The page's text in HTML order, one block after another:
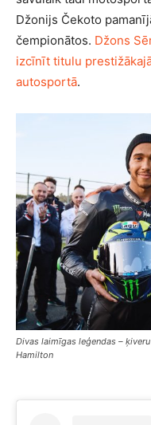
Džonijs Čekoto
čempionātos. Džons
izcīnīt titulu
autosportā.
Divas laimīgas leģendas –
Hamilton